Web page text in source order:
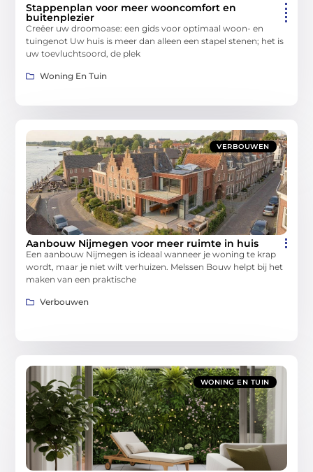
Stappenplan voor meer wooncomfort en
buitenplezier
Creëer uw droomoase: een gids voor optimaal woon- en
tuingenot Uw huis is meer dan alleen een stapel stenen; het is
uw toevluchtsoord, de plek
Woning En Tuin
VERBOUWEN
Aanbouw Nijmegen voor meer ruimte in huis
Een aanbouw Nijmegen is ideaal wanneer je woning te krap
wordt, maar je niet wilt verhuizen. Melssen Bouw helpt bij het
maken van een praktische
Verbouwen
WONING EN TUIN